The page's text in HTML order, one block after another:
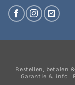
Bestellen, betalen
Garantie & info